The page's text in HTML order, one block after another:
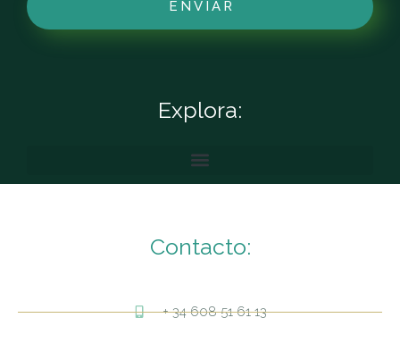
ENVIAR
Explora:
Contacto:
+ 34 608 51 61 13